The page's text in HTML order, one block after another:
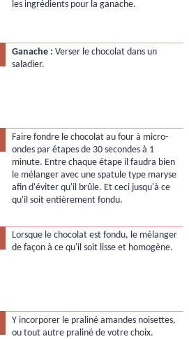
les ingrédients pour la ganache.
Ganache : Verser le chocolat dans un
saladier.
Faire fondre le chocolat au four à micro-
ondes par étapes de 30 secondes à 1
minute. Entre chaque étape il faudra bien
le mélanger avec une spatule type maryse
afin d'éviter qu'il brûle. Et ceci jusqu'à ce
qu'il soit entièrement fondu.
Lorsque le chocolat est fondu, le mélanger
de façon à ce qu'il soit lisse et homogène.
Y incorporer le praliné amandes noisettes,
ou tout autre praliné de votre choix.